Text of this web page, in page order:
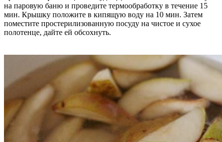
на паровую баню и проведите термообработку в течение 15
мин. Крышку положите в кипящую воду на 10 мин. Затем
поместите простерилизованную посуду на чистое и сухое
полотенце, дайте ей обсохнуть.